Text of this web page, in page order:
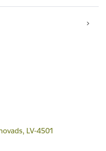
LV-4501